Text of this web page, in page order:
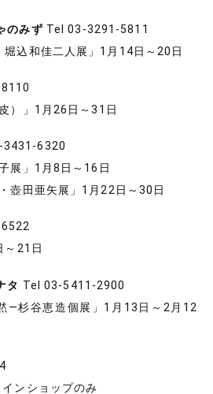
のみず Tel 03-3291-5811
堀込和佳二人展」1月14日～20日
）」1月26日～31日
3431-6320
展」1月8日～16日
壺田亜矢展」1月22日～30日
～21日
タ Tel 03-5411-2900
―杉谷恵造個展」1月13日～2月12
ンショップのみ